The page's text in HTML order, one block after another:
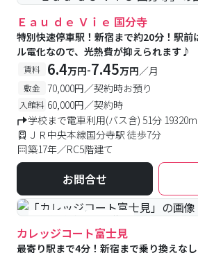
Ｅａｕ ｄｅ Ｖｉｅ 国分寺
特別快速停車駅！新宿まで約20分！駅
ル電化なので、光熱費が抑えられます♪
賃料 6.4万円-7.45万円／月
敷金 70,000円／契約時お預り
入館料 60,000円／契約時
学校まで電車利用(バス含) 51分 19320m
ＪＲ中央本線国分寺駅 徒歩7分
築17年／RC5階建て
お問合せ
#予約受付中 #空室待ち
カレッジコート富士見
最寄り駅まで4分！新宿まで乗り換えな